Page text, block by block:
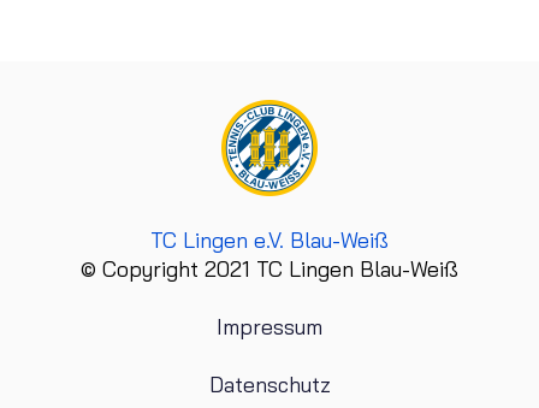
TC Lingen e.V. Blau-Weiß
© Copyright 2021 TC Lingen Blau-Weiß
Impressum
Datenschutz